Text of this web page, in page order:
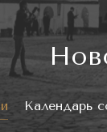
Календарь